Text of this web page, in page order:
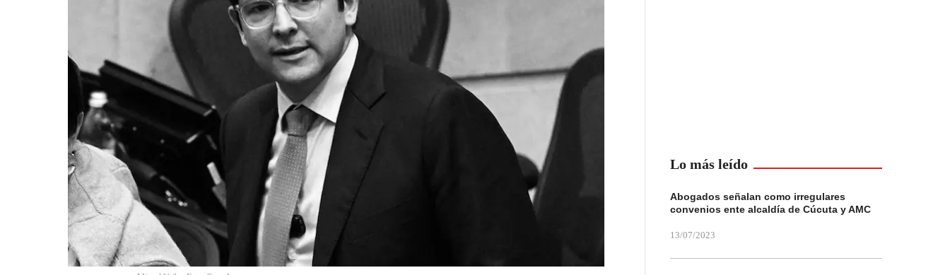
Lo más leído
Abogados señalan como irregulares
convenios ente alcaldía de Cúcuta y AMC
13/07/2023